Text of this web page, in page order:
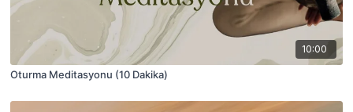
10:00
Oturma Meditasyonu (10 Dakika)